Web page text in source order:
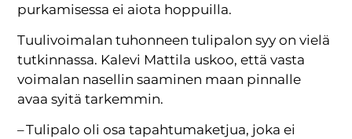
purkamisessa ei aiota hoppuilla.
Tuulivoimalan tuhonneen tulipalon syy on vielä
tutkinnassa. Kalevi Mattila uskoo, että vasta
voimalan nasellin saaminen maan pinnalle
avaa syitä tarkemmin.
– Tulipalo oli osa tapahtumaketjua, joka ei